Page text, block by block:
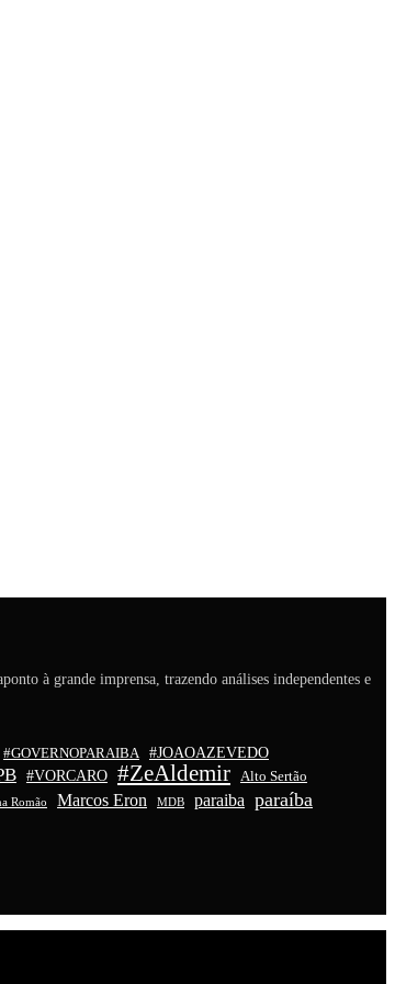
à grande imprensa, trazendo análises independentes e
#GOVERNOPARAIBA #JOAOAZEVEDO
#VORCARO #ZeAldemir Alto Sertão
Romão Marcos Eron MDB paraiba paraíba